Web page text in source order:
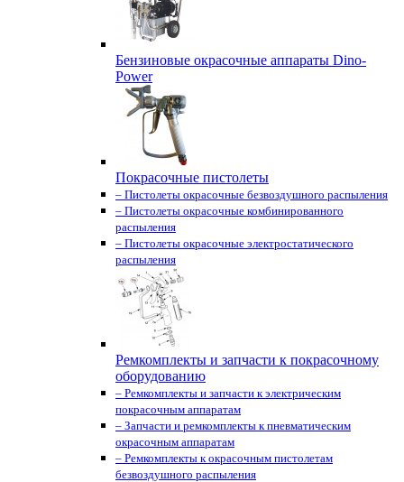
Бензиновые окрасочные аппараты Dino-
Power
Покрасочные пистолеты
– Пистолеты окрасочные безвоздушного распыления
– Пистолеты окрасочные комбинированного
распыления
– Пистолеты окрасочные электростатического
распыления
Ремкомплекты и запчасти к покрасочному
оборудованию
– Ремкомплекты и запчасти к электрическим
покрасочным аппаратам
– Запчасти и ремкомплекты к пневматическим
окрасочным аппаратам
– Ремкомплекты к окрасочным пистолетам
безвоздушного распыления